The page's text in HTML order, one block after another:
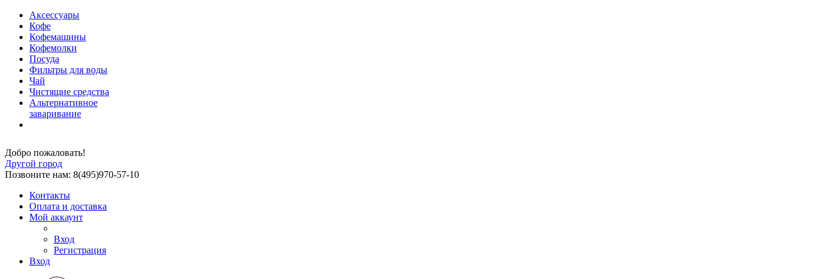
Аксессуары
Кофе
Кофемашины
Кофемолки
Посуда
Фильтры для воды
Чай
Чистящие средства
Альтернативное
заваривание
Добро пожаловать!
Другой город
Позвоните нам: 8(495)970-57-10
Контакты
Оплата и доставка
Мой аккаунт
Вход
Регистрация
Вход